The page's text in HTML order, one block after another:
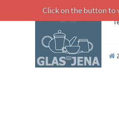
Click on the button to